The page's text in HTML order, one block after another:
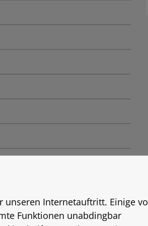
unseren Internetauftritt. Einige
Funktionen unabdingbar